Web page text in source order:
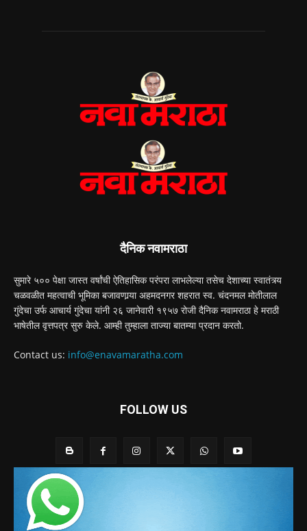
दैनिक नवामराठा
सुमारे ५०० पेक्षा जास्त वर्षांची ऐतिहासिक परंपरा लाभलेल्या तसेच देशाच्या स्वातंत्र्य
चळवळीत महत्वाची भूमिका बजावणार्‍या अहमदनगर शहरात स्व. चंदनमल मोतीलाल
गुंदेचा उर्फ आचार्य गुंदेचा यांनी २६ जानेवारी १९५७ रोजी दैनिक नवामराठा हे मराठी
भाषेतील वृत्तपत्र सुरु केले. आम्ही तुम्हाला ताज्या बातम्या प्रदान करतो.
Contact us: info@enavamaratha.com
FOLLOW US